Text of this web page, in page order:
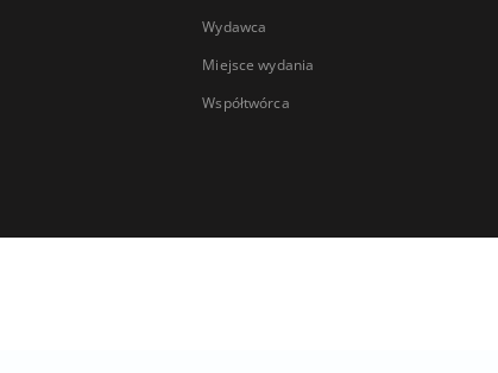
Wydawca
Miejsce wydania
Współtwórca